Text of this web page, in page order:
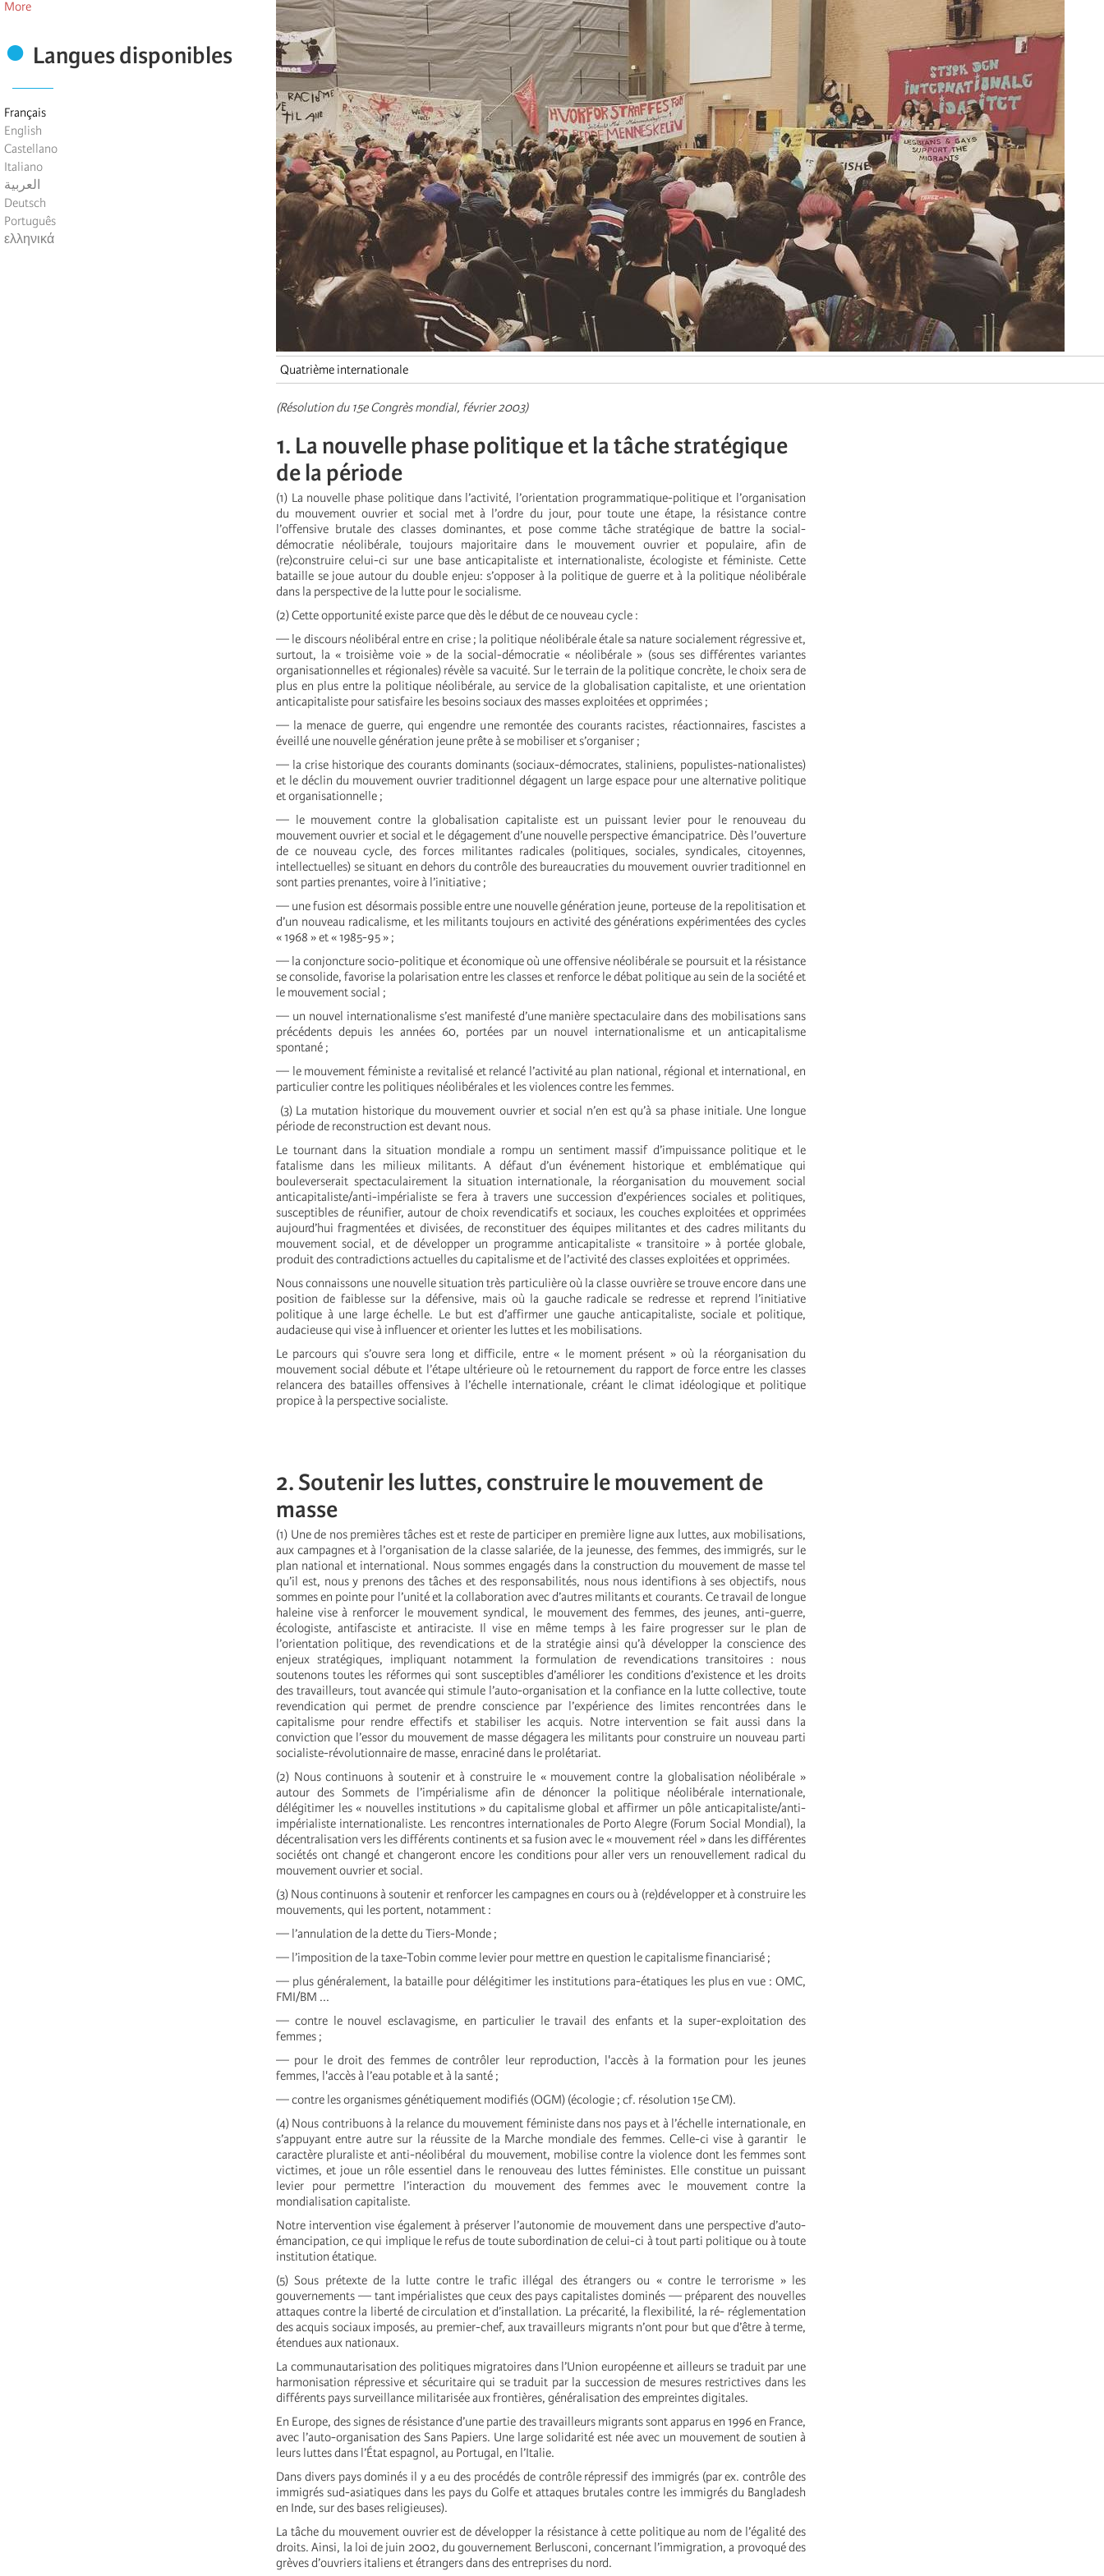
More
Langues disponibles
Français
English
Castellano
Italiano
العربية
Deutsch
Português
ελληνικά
Quatrième internationale
(Résolution du 15e Congrès mondial, février 2003)
1. La nouvelle phase politique et la tâche stratégique
de la période
(1) La nouvelle phase politique dans l’activité, l’orientation programmatique-politique et l’organisation
du mouvement ouvrier et social met à l’ordre du jour, pour toute une étape, la résistance contre
l’offensive brutale des classes dominantes, et pose comme tâche stratégique de battre la social-
démocratie néolibérale, toujours majoritaire dans le mouvement ouvrier et populaire, afin de
(re)construire celui-ci sur une base anticapitaliste et internationaliste, écologiste et féministe. Cette
bataille se joue autour du double enjeu: s’opposer à la politique de guerre et à la politique néolibérale
dans la perspective de la lutte pour le socialisme.
(2) Cette opportunité existe parce que dès le début de ce nouveau cycle :
— le discours néolibéral entre en crise ; la politique néolibérale étale sa nature socialement régressive et,
surtout, la « troisième voie » de la social-démocratie « néolibérale » (sous ses différentes variantes
organisationnelles et régionales) révèle sa vacuité. Sur le terrain de la politique concrète, le choix sera de
plus en plus entre la politique néolibérale, au service de la globalisation capitaliste, et une orientation
anticapitaliste pour satisfaire les besoins sociaux des masses exploitées et opprimées ;
— la menace de guerre, qui engendre une remontée des courants racistes, réactionnaires, fascistes a
éveillé une nouvelle génération jeune prête à se mobiliser et s’organiser ;
— la crise historique des courants dominants (sociaux-démocrates, staliniens, populistes-nationalistes)
et le déclin du mouvement ouvrier traditionnel dégagent un large espace pour une alternative politique
et organisationnelle ;
— le mouvement contre la globalisation capitaliste est un puissant levier pour le renouveau du
mouvement ouvrier et social et le dégagement d’une nouvelle perspective émancipatrice. Dès l’ouverture
de ce nouveau cycle, des forces militantes radicales (politiques, sociales, syndicales, citoyennes,
intellectuelles) se situant en dehors du contrôle des bureaucraties du mouvement ouvrier traditionnel en
sont parties prenantes, voire à l’initiative ;
— une fusion est désormais possible entre une nouvelle génération jeune, porteuse de la repolitisation et
d’un nouveau radicalisme, et les militants toujours en activité des générations expérimentées des cycles
« 1968 » et « 1985-95 » ;
— la conjoncture socio-politique et économique où une offensive néolibérale se poursuit et la résistance
se consolide, favorise la polarisation entre les classes et renforce le débat politique au sein de la société et
le mouvement social ;
— un nouvel internationalisme s’est manifesté d’une manière spectaculaire dans des mobilisations sans
précédents depuis les années 60, portées par un nouvel internationalisme et un anticapitalisme
spontané ;
— le mouvement féministe a revitalisé et relancé l’activité au plan national, régional et international, en
particulier contre les politiques néolibérales et les violences contre les femmes.
(3) La mutation historique du mouvement ouvrier et social n’en est qu’à sa phase initiale. Une longue
période de reconstruction est devant nous.
Le tournant dans la situation mondiale a rompu un sentiment massif d’impuissance politique et le
fatalisme dans les milieux militants. A défaut d’un événement historique et emblématique qui
bouleverserait spectaculairement la situation internationale, la réorganisation du mouvement social
anticapitaliste/anti-impérialiste se fera à travers une succession d’expériences sociales et politiques,
susceptibles de réunifier, autour de choix revendicatifs et sociaux, les couches exploitées et opprimées
aujourd’hui fragmentées et divisées, de reconstituer des équipes militantes et des cadres militants du
mouvement social, et de développer un programme anticapitaliste « transitoire » à portée globale,
produit des contradictions actuelles du capitalisme et de l’activité des classes exploitées et opprimées.
Nous connaissons une nouvelle situation très particulière où la classe ouvrière se trouve encore dans une
position de faiblesse sur la défensive, mais où la gauche radicale se redresse et reprend l’initiative
politique à une large échelle. Le but est d’affirmer une gauche anticapitaliste, sociale et politique,
audacieuse qui vise à influencer et orienter les luttes et les mobilisations.
Le parcours qui s’ouvre sera long et difficile, entre « le moment présent » où la réorganisation du
mouvement social débute et l’étape ultérieure où le retournement du rapport de force entre les classes
relancera des batailles offensives à l’échelle internationale, créant le climat idéologique et politique
propice à la perspective socialiste.
2. Soutenir les luttes, construire le mouvement de
masse
(1) Une de nos premières tâches est et reste de participer en première ligne aux luttes, aux mobilisations,
aux campagnes et à l’organisation de la classe salariée, de la jeunesse, des femmes, des immigrés, sur le
plan national et international. Nous sommes engagés dans la construction du mouvement de masse tel
qu’il est, nous y prenons des tâches et des responsabilités, nous nous identifions à ses objectifs, nous
sommes en pointe pour l’unité et la collaboration avec d’autres militants et courants. Ce travail de longue
haleine vise à renforcer le mouvement syndical, le mouvement des femmes, des jeunes, anti-guerre,
écologiste, antifasciste et antiraciste. Il vise en même temps à les faire progresser sur le plan de
l’orientation politique, des revendications et de la stratégie ainsi qu’à développer la conscience des
enjeux stratégiques, impliquant notamment la formulation de revendications transitoires : nous
soutenons toutes les réformes qui sont susceptibles d’améliorer les conditions d’existence et les droits
des travailleurs, tout avancée qui stimule l’auto-organisation et la confiance en la lutte collective, toute
revendication qui permet de prendre conscience par l’expérience des limites rencontrées dans le
capitalisme pour rendre effectifs et stabiliser les acquis. Notre intervention se fait aussi dans la
conviction que l’essor du mouvement de masse dégagera les militants pour construire un nouveau parti
socialiste-révolutionnaire de masse, enraciné dans le prolétariat.
(2) Nous continuons à soutenir et à construire le « mouvement contre la globalisation néolibérale »
autour des Sommets de l’impérialisme afin de dénoncer la politique néolibérale internationale,
délégitimer les « nouvelles institutions » du capitalisme global et affirmer un pôle anticapitaliste/anti-
impérialiste internationaliste. Les rencontres internationales de Porto Alegre (Forum Social Mondial), la
décentralisation vers les différents continents et sa fusion avec le « mouvement réel » dans les différentes
sociétés ont changé et changeront encore les conditions pour aller vers un renouvellement radical du
mouvement ouvrier et social.
(3) Nous continuons à soutenir et renforcer les campagnes en cours ou à (re)développer et à construire les
mouvements, qui les portent, notamment :
— l’annulation de la dette du Tiers-Monde ;
— l’imposition de la taxe-Tobin comme levier pour mettre en question le capitalisme financiarisé ;
— plus généralement, la bataille pour délégitimer les institutions para-étatiques les plus en vue : OMC,
FMI/BM ...
— contre le nouvel esclavagisme, en particulier le travail des enfants et la super-exploitation des
femmes ;
— pour le droit des femmes de contrôler leur reproduction, l'accès à la formation pour les jeunes
femmes, l'accès à l’eau potable et à la santé ;
— contre les organismes génétiquement modifiés (OGM) (écologie ; cf. résolution 15e CM).
(4) Nous contribuons à la relance du mouvement féministe dans nos pays et à l’échelle internationale, en
s’appuyant entre autre sur la réussite de la Marche mondiale des femmes. Celle-ci vise à garantir le
caractère pluraliste et anti-néolibéral du mouvement, mobilise contre la violence dont les femmes sont
victimes, et joue un rôle essentiel dans le renouveau des luttes féministes. Elle constitue un puissant
levier pour permettre l’interaction du mouvement des femmes avec le mouvement contre la
mondialisation capitaliste.
Notre intervention vise également à préserver l’autonomie de mouvement dans une perspective d’auto-
émancipation, ce qui implique le refus de toute subordination de celui-ci à tout parti politique ou à toute
institution étatique.
(5) Sous prétexte de la lutte contre le trafic illégal des étrangers ou « contre le terrorisme » les
gouvernements — tant impérialistes que ceux des pays capitalistes dominés — préparent des nouvelles
attaques contre la liberté de circulation et d’installation. La précarité, la flexibilité, la ré- réglementation
des acquis sociaux imposés, au premier-chef, aux travailleurs migrants n’ont pour but que d’être à terme,
étendues aux nationaux.
La communautarisation des politiques migratoires dans l’Union européenne et ailleurs se traduit par une
harmonisation répressive et sécuritaire qui se traduit par la succession de mesures restrictives dans les
différents pays surveillance militarisée aux frontières, généralisation des empreintes digitales.
En Europe, des signes de résistance d’une partie des travailleurs migrants sont apparus en 1996 en France,
avec l’auto-organisation des Sans Papiers. Une large solidarité est née avec un mouvement de soutien à
leurs luttes dans l’État espagnol, au Portugal, en l’Italie.
Dans divers pays dominés il y a eu des procédés de contrôle répressif des immigrés (par ex. contrôle des
immigrés sud-asiatiques dans les pays du Golfe et attaques brutales contre les immigrés du Bangladesh
en Inde, sur des bases religieuses).
La tâche du mouvement ouvrier est de développer la résistance à cette politique au nom de l’égalité des
droits. Ainsi, la loi de juin 2002, du gouvernement Berlusconi, concernant l’immigration, a provoqué des
grèves d’ouvriers italiens et étrangers dans des entreprises du nord.